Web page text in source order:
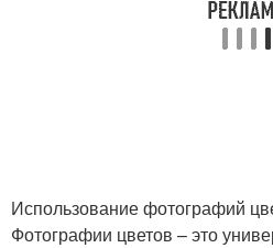
Использование фотографий
Фотографии цветов – это